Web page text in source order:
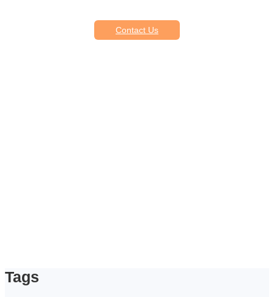
Contact Us
Tags